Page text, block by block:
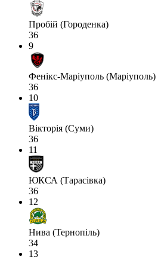
Пробій (Городенка)
36
9
Фенікс-Маріуполь (Маріуполь)
36
10
Вікторія (Суми)
36
11
ЮКСА (Тарасівка)
36
12
Нива (Тернопіль)
34
13